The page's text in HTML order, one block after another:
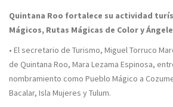
Quintana Roo fortalece su actividad
Mágicos, Rutas Mágicas de Color y
• El secretario de Turismo, Miguel Torruco
de Quintana Roo, Mara Lezama Espinosa,
nombramiento como Pueblo Mágico a
Bacalar, Isla Mujeres y Tulum.